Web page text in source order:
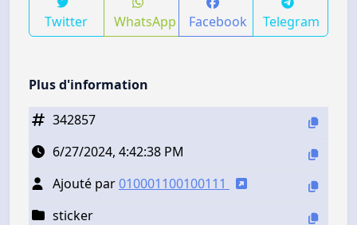
Twitter WhatsApp Facebook Telegram
Plus d'information
342857
6/27/2024, 4:42:38 PM
Ajouté par010001100100111
sticker